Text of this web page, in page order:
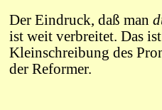
Der Eindruck, daß man
ist weit verbreitet. Das
Kleinschreibung des
der Reformer.